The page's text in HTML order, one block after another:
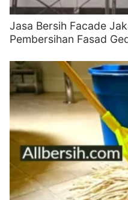
Jasa Bersih Facade
Pembersihan Fasad